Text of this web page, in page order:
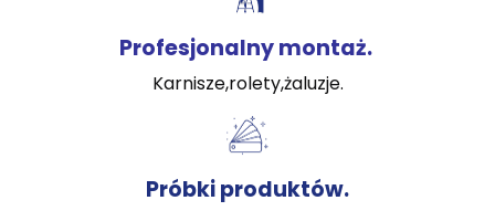
Profesjonalny montaż.
Karnisze,rolety,żaluzje.
Próbki produktów.